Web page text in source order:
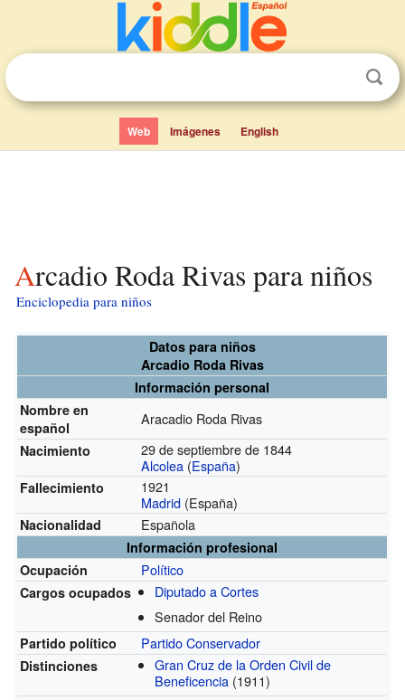
Web Imágenes English
Arcadio Roda Rivas para niños
Enciclopedia para niños
Datos para niños
Arcadio Roda Rivas
Información personal
Nombre en
español
Aracadio Roda Rivas
Nacimiento
29 de septiembre de 1844
Alcolea (España)
Fallecimiento
1921
Madrid (España)
Nacionalidad Española
Información profesional
Ocupación
Político
Cargos ocupados
Diputado a Cortes
Senador del Reino
Partido político Partido Conservador
Distinciones
Gran Cruz de la Orden Civil de
Beneficencia (1911)